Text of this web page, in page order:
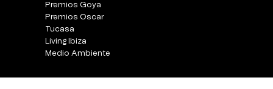
Premios Goya
Premios Oscar
Tucasa
Living Ibiza
Medio Ambiente